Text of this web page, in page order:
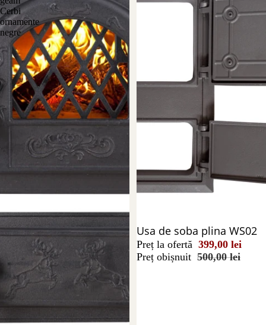
Cerbi
ornamente
negre
Reducere 20%
Usa de soba plina WS02
Preț la ofertă 399,00 lei
Preț obișnuit 500,00 lei